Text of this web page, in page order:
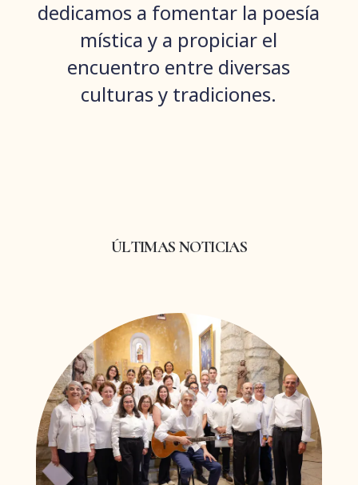
dedicamos a fomentar la poesía
mística y a propiciar el
encuentro entre diversas
culturas y tradiciones.
ÚLTIMAS NOTICIAS